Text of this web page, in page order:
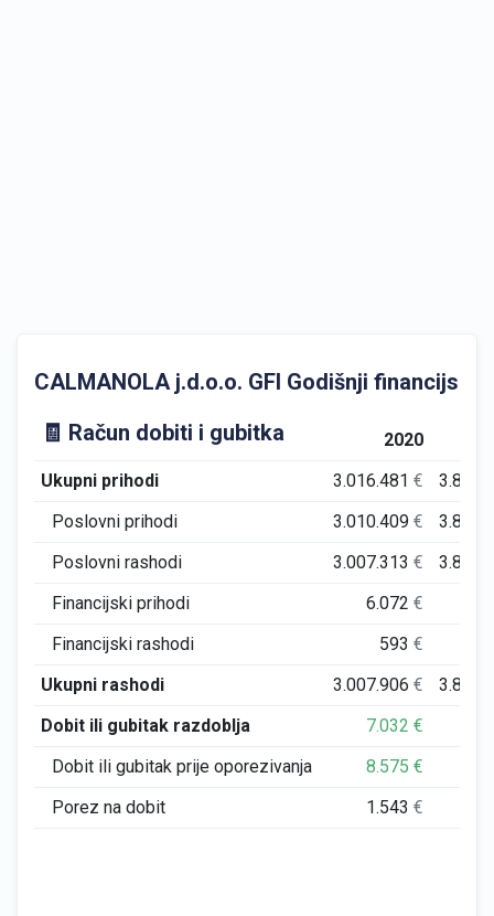
CALMANOLA j.d.o.o. GFI Godišnji financijski
🧾 Račun dobiti i gubitka
2020
Ukupni prihodi
3.016.481€
Poslovni prihodi
3.010.409€
Poslovni rashodi
3.007.313€
Financijski prihodi
6.072€
Financijski rashodi
593€
Ukupni rashodi
3.007.906€
Dobit ili gubitak razdoblja
7.032€
Dobit ili gubitak prije oporezivanja
8.575€
Porez na dobit
1.543€